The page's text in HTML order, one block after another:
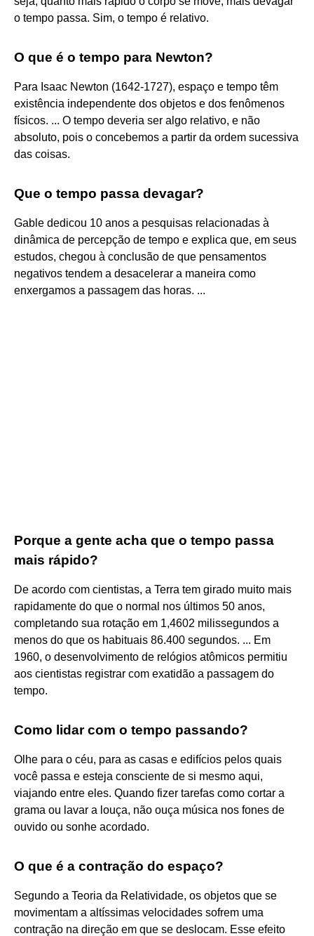
o tempo passa. Sim, o tempo é relativo.
O que é o tempo para Newton?
Para Isaac Newton (1642-1727), espaço e tempo têm
existência independente dos objetos e dos fenômenos
físicos. ... O tempo deveria ser algo relativo, e não
absoluto, pois o concebemos a partir da ordem sucessiva
das coisas.
Que o tempo passa devagar?
Gable dedicou 10 anos a pesquisas relacionadas à
dinâmica de percepção de tempo e explica que, em seus
estudos, chegou à conclusão de que pensamentos
negativos tendem a desacelerar a maneira como
enxergamos a passagem das horas. ...
Porque a gente acha que o tempo passa
mais rápido?
De acordo com cientistas, a Terra tem girado muito mais
rapidamente do que o normal nos últimos 50 anos,
completando sua rotação em 1,4602 milissegundos a
menos do que os habituais 86.400 segundos. ... Em
1960, o desenvolvimento de relógios atômicos permitiu
aos cientistas registrar com exatidão a passagem do
tempo.
Como lidar com o tempo passando?
Olhe para o céu, para as casas e edifícios pelos quais
você passa e esteja consciente de si mesmo aqui,
viajando entre eles. Quando fizer tarefas como cortar a
grama ou lavar a louça, não ouça música nos fones de
ouvido ou sonhe acordado.
O que é a contração do espaço?
Segundo a Teoria da Relatividade, os objetos que se
movimentam a altíssimas velocidades sofrem uma
contração na direção em que se deslocam. Esse efeito